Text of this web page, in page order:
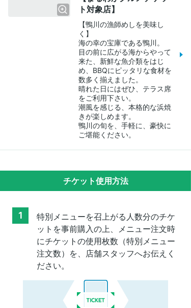
ト対象店】
【鴨川の漁師めしを美味し
く】
海の幸の宝庫である鴨川。
目の前に広がる海からやって
来た、新鮮な魚介類をはじ
め、BBQにピッタリな食材を
数多く揃えました。
晴れた日にはぜひ、テラス席
をご利用下さい。
潮風を感じる、本格的な浜焼
きが楽しめます。
鴨川の旬を、手軽に、豪快に
ご堪能ください。
チケット使用方法
1
特別メニューを召上がる人数分のチケ
ットを事前購入の上、メニュー注文時
にチケットの使用枚数（特別メニュー
注文数）を、店舗スタッフへお伝えく
ださい。